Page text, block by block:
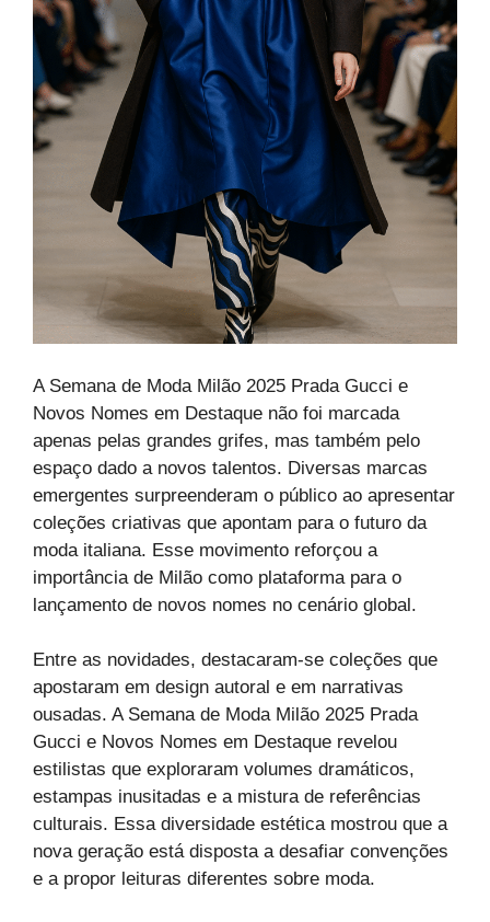
A Semana de Moda Milão 2025 Prada Gucci e
Novos Nomes em Destaque não foi marcada
apenas pelas grandes grifes, mas também pelo
espaço dado a novos talentos. Diversas marcas
emergentes surpreenderam o público ao apresentar
coleções criativas que apontam para o futuro da
moda italiana. Esse movimento reforçou a
importância de Milão como plataforma para o
lançamento de novos nomes no cenário global.
Entre as novidades, destacaram-se coleções que
apostaram em design autoral e em narrativas
ousadas. A Semana de Moda Milão 2025 Prada
Gucci e Novos Nomes em Destaque revelou
estilistas que exploraram volumes dramáticos,
estampas inusitadas e a mistura de referências
culturais. Essa diversidade estética mostrou que a
nova geração está disposta a desafiar convenções
e a propor leituras diferentes sobre moda.